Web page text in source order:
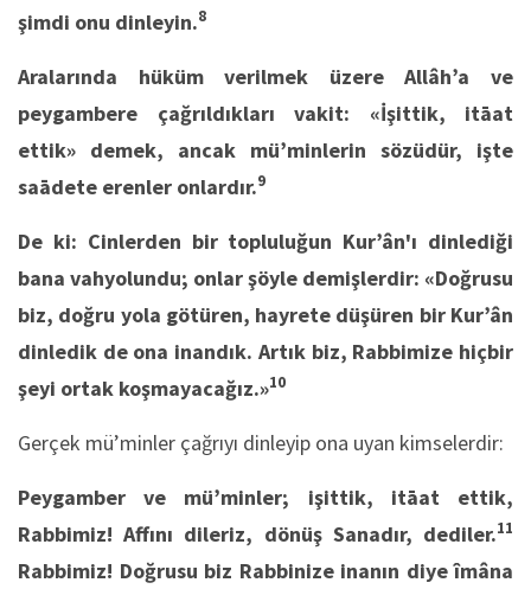
şimdi onu dinleyin.8
Aralarında hüküm verilmek üzere Allâh’a ve
peygambere çağrıldıkları vakit: «İşittik, itāat
ettik» demek, ancak mü’minlerin sözüdür, işte
saādete erenler onlardır.9
De ki: Cinlerden bir topluluğun Kur’ân'ı dinlediği
bana vahyolundu; onlar şöyle demişlerdir: «Doğrusu
biz, doğru yola götüren, hayrete düşüren bir Kur’ân
dinledik de ona inandık. Artık biz, Rabbimize hiçbir
şeyi ortak koşmayacağız.»10
Gerçek mü’minler çağrıyı dinleyip ona uyan kimselerdir:
Peygamber ve mü’minler; işittik, itāat ettik,
Rabbimiz! Affını dileriz, dönüş Sanadır, dediler.11
Rabbimiz! Doğrusu biz Rabbinize inanın diye îmâna